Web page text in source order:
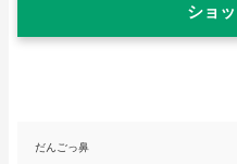
ショ
だんごっ鼻